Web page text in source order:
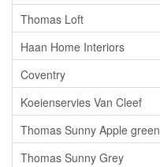
Thomas Loft
Haan Home Interiors
Coventry
Koeienservies Van Cleef
Thomas Sunny Apple green
Thomas Sunny Grey